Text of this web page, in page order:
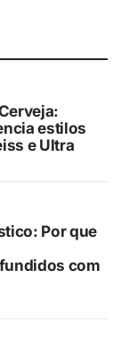
estilos
e Ultra
Por que
com